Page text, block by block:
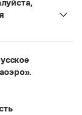
к сложному
указан глагол
в разных
Ср.:
вы
карты
безусловно,